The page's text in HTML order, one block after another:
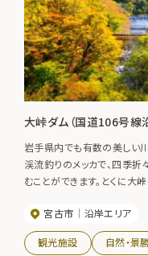
大峠ダム（国道106号線
岩手県内でも有数の美しい
渓流釣りのメッカで、四季
むことができます。とくに大
宮古市
沿岸エリア
観光施設 自然・景